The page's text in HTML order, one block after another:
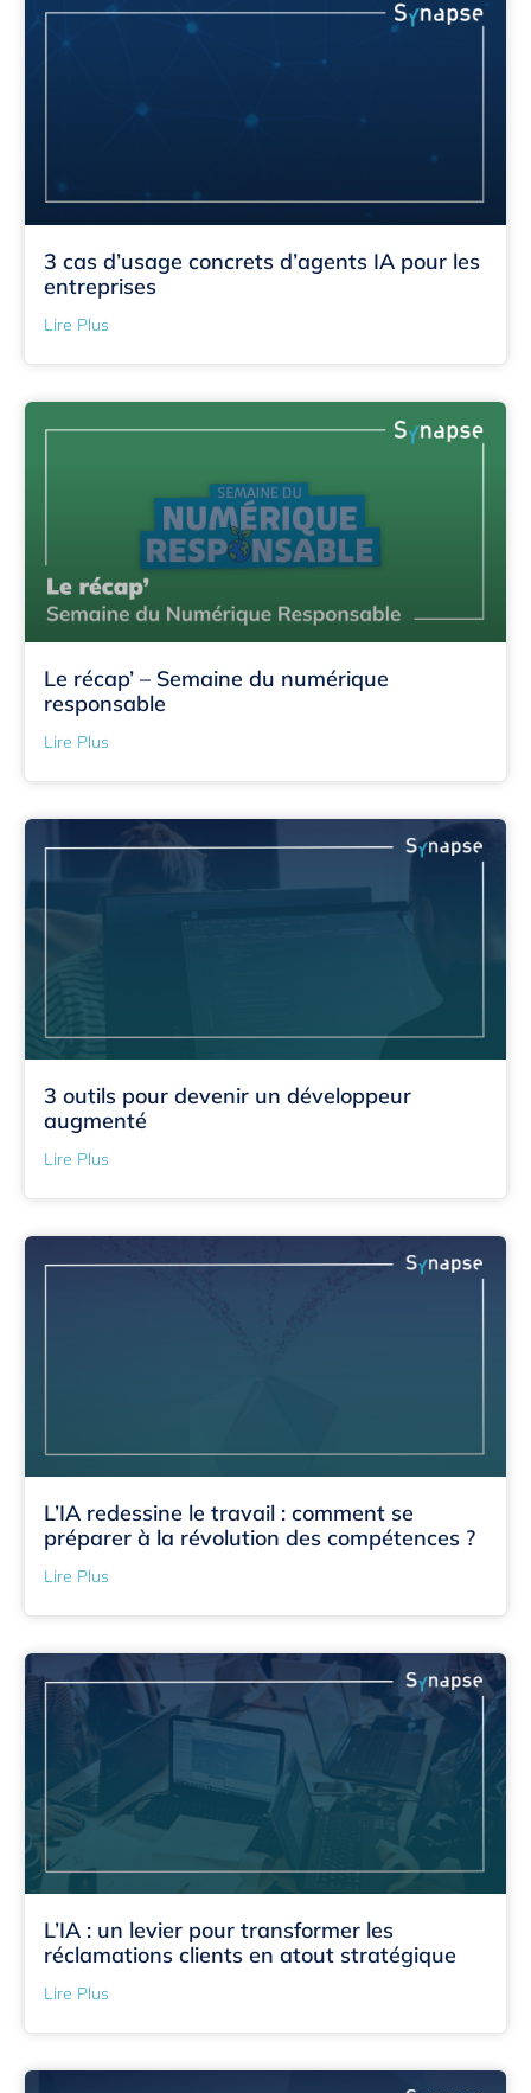
3 cas d’usage concrets d’agents IA pour les
entreprises
Lire Plus
Le récap’ – Semaine du numérique
responsable
Lire Plus
3 outils pour devenir un développeur
augmenté
Lire Plus
L’IA redessine le travail : comment se
préparer à la révolution des compétences ?
Lire Plus
L’IA : un levier pour transformer les
réclamations clients en atout stratégique
Lire Plus